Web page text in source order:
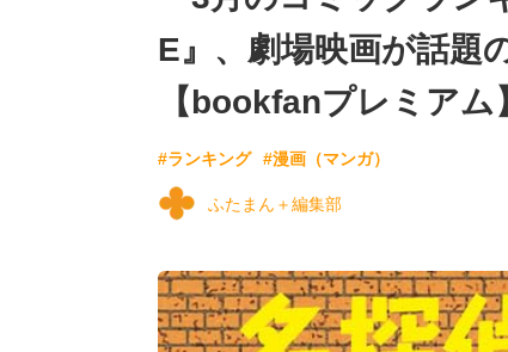
E』、劇場映画が話題
【bookfanプレミアム
#ランキング #漫画（マンガ）
ふたまん＋編集部